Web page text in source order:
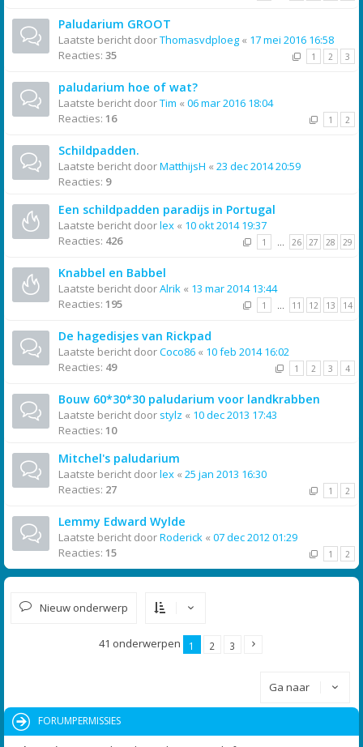
Paludarium GROOT
Laatste bericht doorThomasvdploeg « 17 mei 2016 16:58
Reacties: 35 1 2 3
paludarium hoe of wat?
Laatste bericht doorTim « 06 mar 2016 18:04
Reacties: 16 1 2
Schildpadden.
Laatste bericht doorMatthijsH « 23 dec 2014 20:59
Reacties: 9
Een schildpadden paradijs in Portugal
Laatste bericht doorlex « 10 okt 2014 19:37
Reacties: 426 1 … 26 27 28 29
Knabbel en Babbel
Laatste bericht doorAlrik « 13 mar 2014 13:44
Reacties: 195 1 … 11 12 13 14
De hagedisjes van Rickpad
Laatste bericht doorCoco86 « 10 feb 2014 16:02
Reacties: 49 1 2 3 4
Bouw 60*30*30 paludarium voor landkrabben
Laatste bericht door stylz « 10 dec 2013 17:43
Reacties: 10
Mitchel's paludarium
Laatste bericht doorlex « 25 jan 2013 16:30
Reacties: 27 1 2
Lemmy Edward Wylde
Laatste bericht doorRoderick « 07 dec 2012 01:29
Reacties: 15 1 2
Nieuw onderwerp
41 onderwerpen 1 2 3
Ga naar
FORUMPERMISSIES